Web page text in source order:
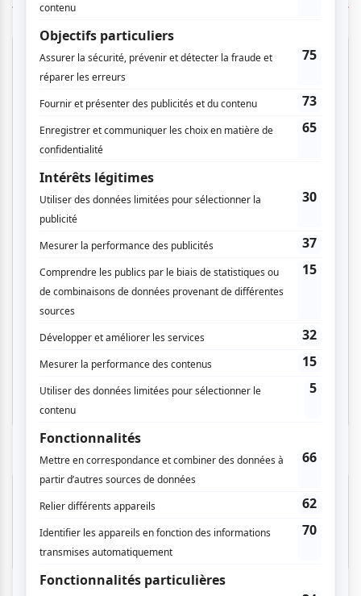
Musique Alternative Pop anglo
Viva Coldplay
Invitations gratuites